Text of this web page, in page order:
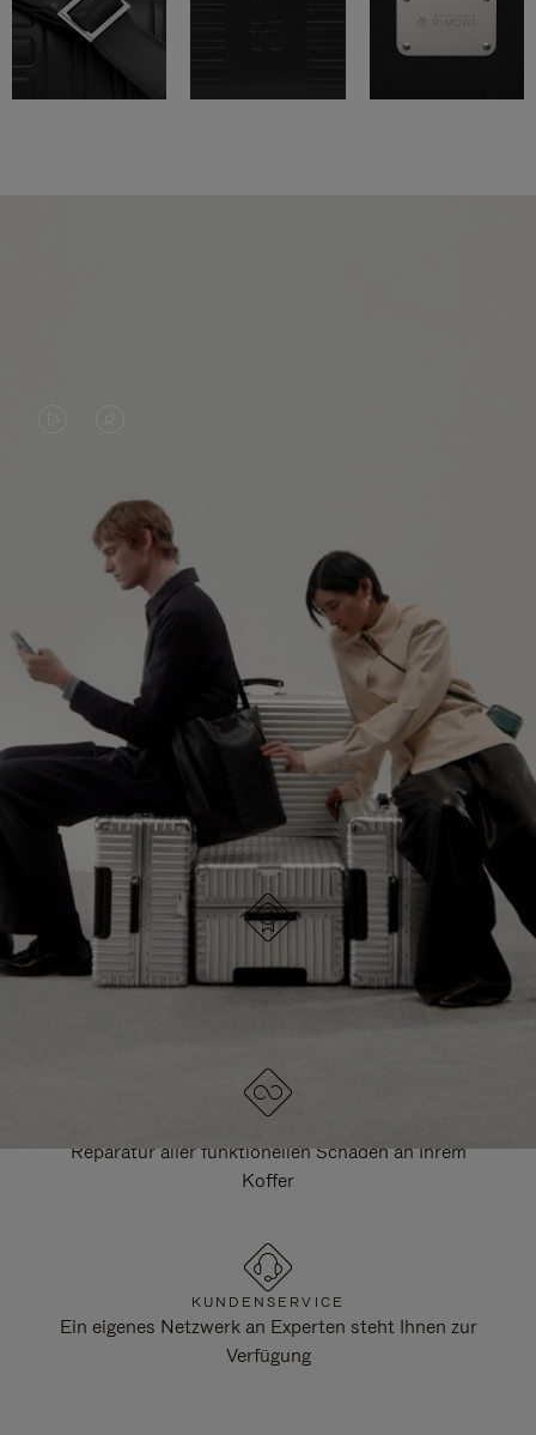
IST
NICHT
PAUSIERT,
BITTE
DRÜCKEN
SIE,
ES
ANZUHALTEN
STUMMGESCHALTET,
BITTE
KLICKEN
SIE
ZUM
AUFHEBEN
STUMMSCHALTUNG
ENTDECKEN SIE NOCH MEHR
HIER GELANGEN SIE ZU ALLEN RIMOWA
TASCHEN
DESIGNED IN DEUTSCHLAND
Jedes Stück wird auf Qualität geprüft und sorgfältig
Reparatur aller funktionellen Schäden an Ihrem
Koffer
KUNDENSERVICE
Ein eigenes Netzwerk an Experten steht Ihnen zur
Verfügung